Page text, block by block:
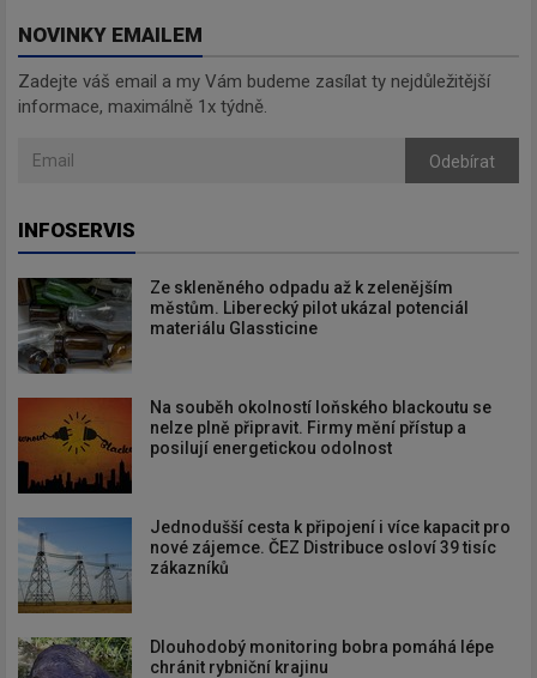
NOVINKY EMAILEM
Zadejte váš email a my Vám budeme zasílat ty nejdůležitější
informace, maximálně 1x týdně.
Odebírat
INFOSERVIS
Ze skleněného odpadu až k zelenějším
městům. Liberecký pilot ukázal potenciál
materiálu Glassticine
Na souběh okolností loňského blackoutu se
nelze plně připravit. Firmy mění přístup a
posilují energetickou odolnost
Jednodušší cesta k připojení i více kapacit pro
nové zájemce. ČEZ Distribuce osloví 39 tisíc
zákazníků
Dlouhodobý monitoring bobra pomáhá lépe
chránit rybniční krajinu